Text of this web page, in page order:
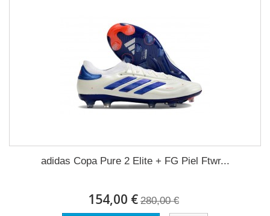
adidas Copa Pure 2 Elite + FG Piel Ftwr...
154,00 € 280,00 €